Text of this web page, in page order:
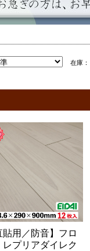
在庫：
貼用／防音】フロ
プリアダイレク